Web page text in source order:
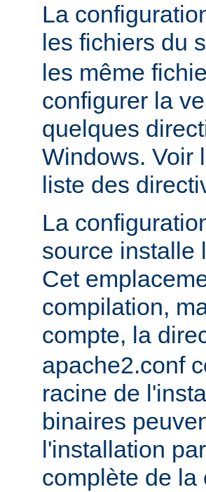
La
les fichiers du
les même
configurer la
quelques
Windows. Voir
liste des
La
source installe
Cet
compilation,
compte, la
apache2.conf
racine de
binaires
l'installation
complète de